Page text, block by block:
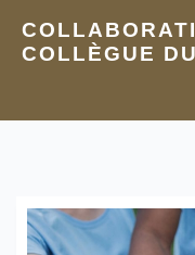
COLLÈGUE